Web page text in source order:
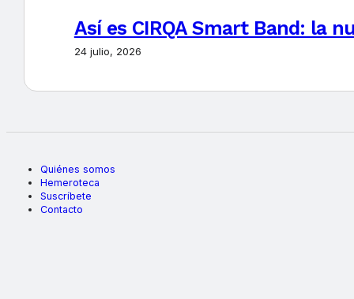
Así es CIRQA Smart Band: la
24 julio, 2026
Quiénes somos
Hemeroteca
Suscríbete
Contacto